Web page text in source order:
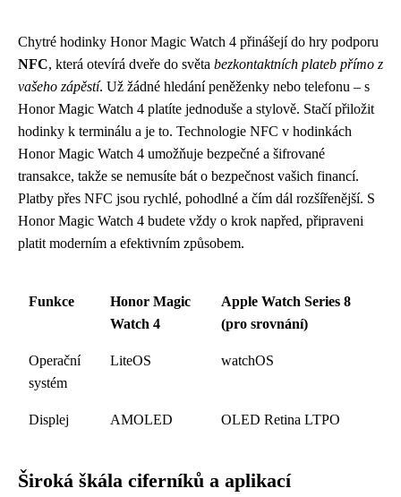
Chytré hodinky Honor Magic Watch 4 přinášejí do hry podporu
NFC, která otevírá dveře do světa bezkontaktních plateb přímo z
vašeho zápěstí. Už žádné hledání peněženky nebo telefonu – s
Honor Magic Watch 4 platíte jednoduše a stylově. Stačí přiložit
hodinky k terminálu a je to. Technologie NFC v hodinkách
Honor Magic Watch 4 umožňuje bezpečné a šifrované
transakce, takže se nemusíte bát o bezpečnost vašich financí.
Platby přes NFC jsou rychlé, pohodlné a čím dál rozšířenější. S
Honor Magic Watch 4 budete vždy o krok napřed, připraveni
platit moderním a efektivním způsobem.
Funkce
Honor Magic
Watch 4
Apple Watch Series 8
(pro srovnání)
Operační
systém
LiteOS watchOS
Displej AMOLED OLED Retina LTPO
Široká škála ciferníků a aplikací